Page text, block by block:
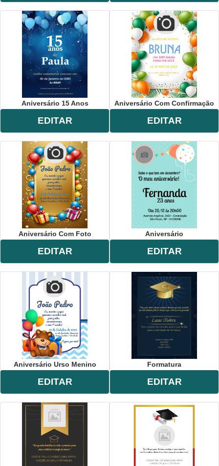
Aniversário 15 Anos
EDITAR
Aniversário Com Confirmação
EDITAR
Aniversário Com Foto
EDITAR
Aniversário
EDITAR
Aniversário Urso Menino
EDITAR
Formatura
EDITAR